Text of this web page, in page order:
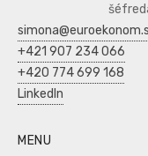
+421 907 234 066
+420 774 699 168
LinkedIn
MENU